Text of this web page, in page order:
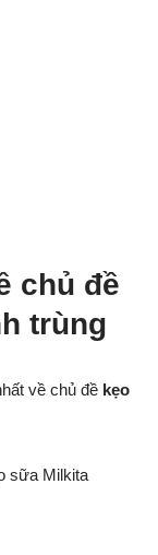
chủ đề
trùng
về chủ đề kẹo
sữa Milkita